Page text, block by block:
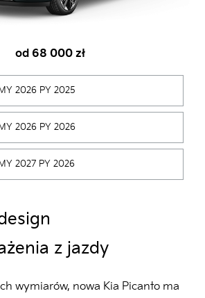
z jazdy
wymiarów, nowa Kia Picanto ma
od 68 000 zł
2026 PY 2025
2026 PY 2026
2027 PY 2026